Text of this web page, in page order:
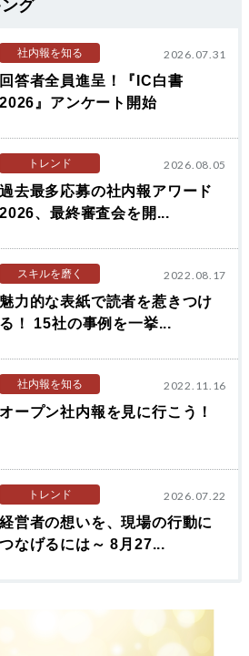
グ
社内報を知る 2026.07.31
回答者全員進呈！『IC白書
2026』アンケート開始
トレンド 2026.08.05
過去最多応募の社内報アワード
2026、最終審査会を開...
スキルを磨く 2022.08.17
魅力的な表紙で読者を惹きつけ
る！ 15社の事例を一挙...
社内報を知る 2022.11.16
オープン社内報を見に行こう！
トレンド 2026.07.22
経営者の想いを、現場の行動に
つなげるには～ 8月27...